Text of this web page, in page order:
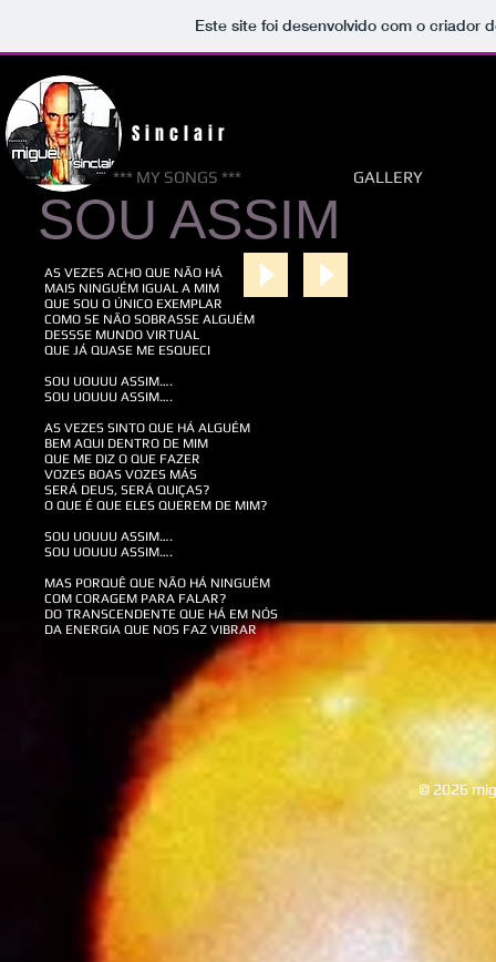
Este site foi desenvolvido com o criador
S i n c l a i r
*** MY SONGS *** GALLERY
AS VEZES ACHO QUE NÃO HÁ
MAIS NINGUÉM IGUAL A MIM
QUE SOU O ÚNICO EXEMPLAR
COMO SE NÃO SOBRASSE ALGUÉM
DESSSE MUNDO VIRTUAL
QUE JÁ QUASE ME ESQUECI​
SOU UOUUU ASSIM….
SOU UOUUU ASSIM….​
AS VEZES SINTO QUE HÁ ALGUÉM
BEM AQUI DENTRO DE MIM
QUE ME DIZ O QUE FAZER
VOZES BOAS VOZES MÁS
SERÁ DEUS, SERÁ QUIÇAS?
O QUE É QUE ELES QUEREM DE MIM?
SOU UOUUU ASSIM….
SOU UOUUU ASSIM….
MAS PORQUÊ QUE NÃO HÁ NINGUÉM
COM CORAGEM PARA FALAR?
DO TRANSCENDENTE QUE HÁ EM NÓS
DA ENERGIA QUE NOS FAZ VIBRAR
SOU ASSIM
© 2026